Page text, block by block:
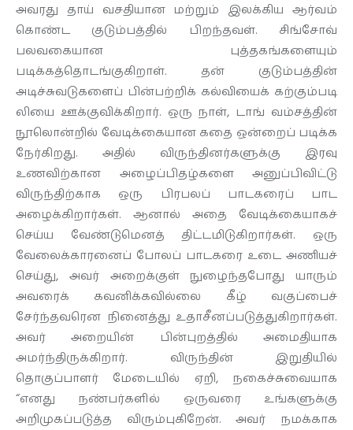
அவரது தாய் வசதியான மற்றும் இலக்கிய ஆர்வம்
கொண்ட குடும்பத்தில் பிறந்தவள். சிங்சோவ்
பலவகையான புத்தகங்களையும்
படிக்கத்தொடங்குகிறாள். தன் குடும்பத்தின்
அடிச்சுவடுகளைப் பின்பற்றிக் கல்வியைக் கற்கும்படி
லியை ஊக்குவிக்கிறார். ஒரு நாள், டாங் வம்சத்தின்
நூலொன்றில் வேடிக்கையான கதை ஒன்றைப் படிக்க
நேர்கிறது. அதில் விருந்தினர்களுக்கு இரவு
உணவிற்கான அழைப்பிதழ்களை அனுப்பிவிட்டு
விருந்திற்காக ஒரு பிரபலப் பாடகரைப் பாட
அழைக்கிறார்கள். ஆனால் அதை வேடிக்கையாகச்
செய்ய வேண்டுமெனத் திட்டமிடுகிறார்கள். ஒரு
வேலைக்காரனைப் போலப் பாடகரை உடை அணியச்
செய்து, அவர் அறைக்குள் நுழைந்தபோது யாரும்
அவரைக் கவனிக்கவில்லை கீழ் வகுப்பைச்
சேர்ந்தவரென நினைத்து உதாசீனப்படுத்துகிறார்கள்.
அவர் அறையின் பின்புறத்தில் அமைதியாக
அமர்ந்திருக்கிறார். விருந்தின் இறுதியில்
தொகுப்பாளர் மேடையில் ஏறி, நகைச்சுவையாக
“எனது நண்பர்களில் ஒருவரை உங்களுக்கு
அறிமுகப்படுத்த விரும்புகிறேன். அவர் நமக்காக